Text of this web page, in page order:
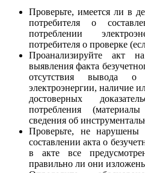
Проверьте, имеется ли в
потребителя о
потреблении
потребителя о проверке
Проанализируйте акт
выявления факта
отсутствия вывода о
электроэнергии, наличие
достоверных
потребления
сведения об
Проверьте, не нарушены
составлении акта о
в акте все
правильно ли они